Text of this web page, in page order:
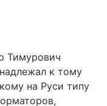
Тимурович
к тому
на Руси типу